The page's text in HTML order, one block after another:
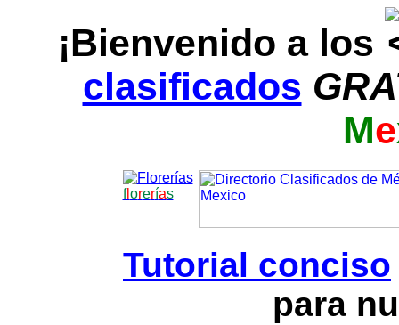
¡Bienvenido a los
clasificados
Me
florerías
Tutorial conciso
para